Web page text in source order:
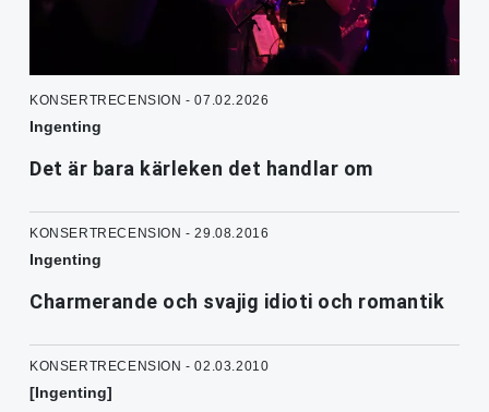
KONSERTRECENSION - 07.02.2026
Ingenting
Det är bara kärleken det handlar om
KONSERTRECENSION - 29.08.2016
Ingenting
Charmerande och svajig idioti och romantik
KONSERTRECENSION - 02.03.2010
[Ingenting]